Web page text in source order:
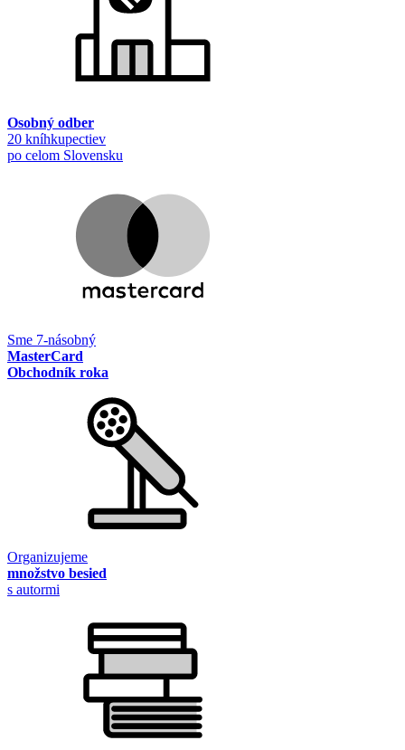
Osobný odber
20 kníhkupectiev
po celom Slovensku
Sme 7-násobný
MasterCard
Obchodník roka
Organizujeme
množstvo besied
s autormi